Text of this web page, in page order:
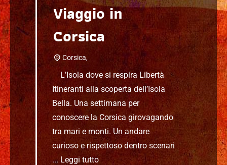
Viaggio in
Corsica
Corsica,
L’Isola dove si respira Libertà
Itineranti alla scoperta dell’Isola
Bella. Una settimana per
conoscere la Corsica girovagando
tra mari e monti. Un andare
curioso e rispettoso dentro scenari
... Leggi tutto